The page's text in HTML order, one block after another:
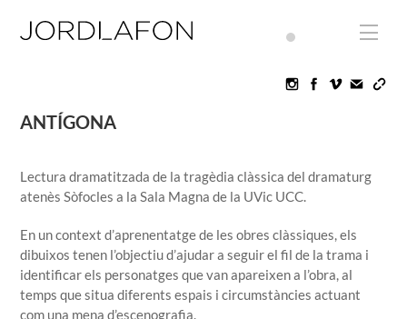
IconIconIcon
ANTÍGONA
Lectura dramatitzada de la tragèdia clàssica del dramaturg
atenès Sòfocles a la Sala Magna de la UVic UCC.
En un context d’aprenentatge de les obres clàssiques, els
dibuixos tenen l’objectiu d’ajudar a seguir el fil de la trama i
identificar els personatges que van apareixen a l’obra, al
temps que situa diferents espais i circumstàncies actuant
com una mena d’escenografia.